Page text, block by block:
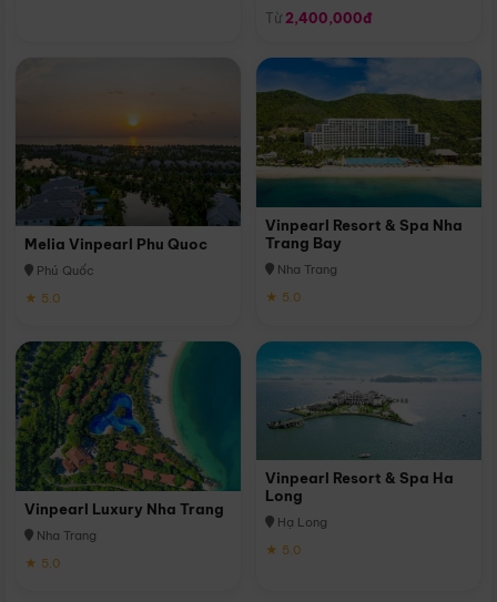
Từ 2,400,000đ
Melia Vinpearl Phu Quoc
Phú Quốc
★ 5.0
Vinpearl Resort & Spa Nha
Trang Bay
Nha Trang
★ 5.0
Vinpearl Luxury Nha Trang
Nha Trang
★ 5.0
Vinpearl Resort & Spa Ha
Long
Hạ Long
★ 5.0